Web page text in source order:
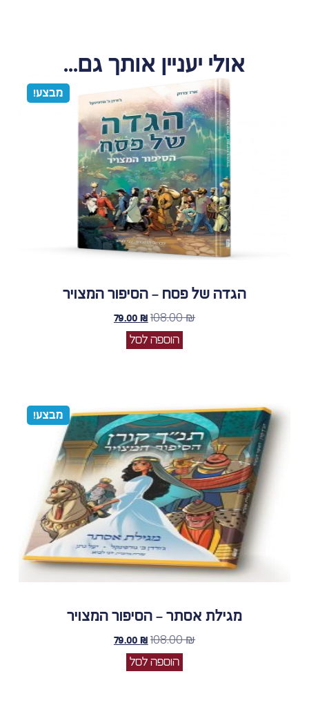
אולי יעניין אותך גם...
מבצע!
הגדה של פסח – הסיפור המצויר
108.00₪
79.00₪
הוספה לסל
מבצע!
מגילת אסתר – הסיפור המצויר
108.00₪
79.00₪
הוספה לסל